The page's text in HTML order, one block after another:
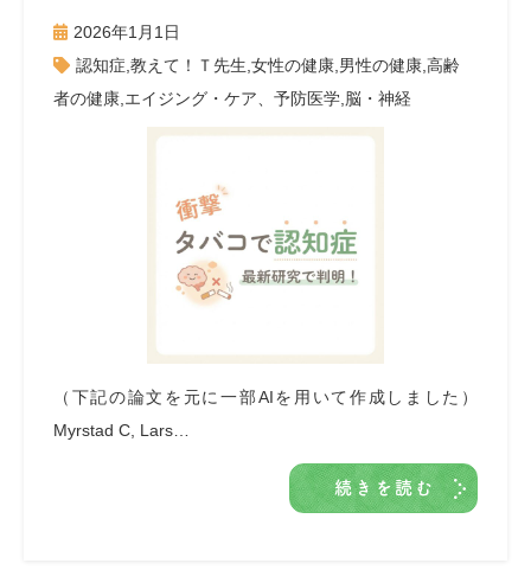
2026年1月1日
認知症 教えて！Ｔ先生 女性の健康 男性の健康 高齢
者の健康 エイジング・ケア、予防医学 脳・神経
（下記の論文を元に一部AIを用いて作成しました）
Myrstad C, Lars…
続きを読む